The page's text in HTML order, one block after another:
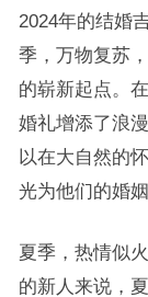
2024年的结婚
季，万物复苏
的崭新起点。
婚礼增添了浪
以在大自然的
光为他们的婚
夏季，热情似
的新人来说，